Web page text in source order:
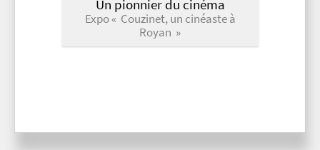
Un pionnier du cinéma
Expo « Couzinet, un cinéaste à
Royan »